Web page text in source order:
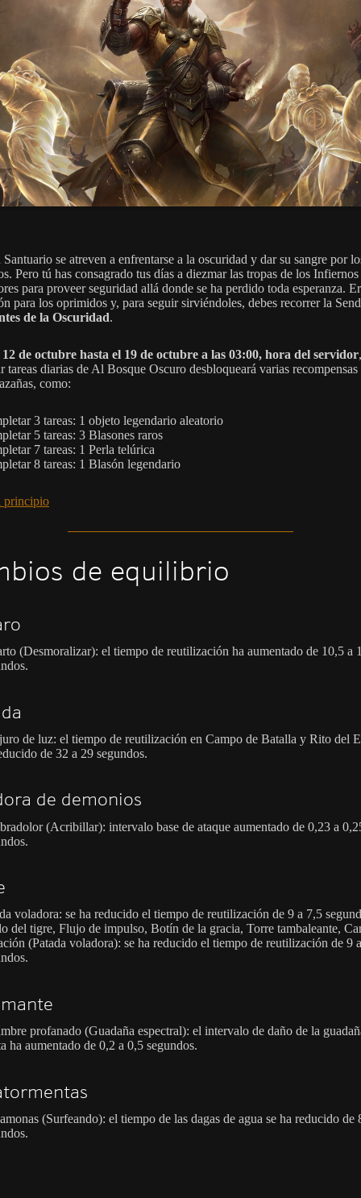
Santuario se atreven a enfrentarse a la oscuridad y dar su sangre por
Pero tú has consagrado tus días a diezmar las tropas de los Infiernos
para proveer seguridad allá donde se ha perdido toda esperanza.
para los oprimidos y, para seguir sirviéndoles, debes recorrer la
de la Oscuridad.
12 de octubre hasta el 19 de octubre a las 03:00, hora del servidor,
tareas diarias de Al Bosque Oscuro desbloqueará varias
como:
3 tareas: 1 objeto legendario aleatorio
5 tareas: 3 Blasones raros
7 tareas: 1 Perla telúrica
8 tareas: 1 Blasón legendario
principio
de equilibrio
(Desmoralizar): el tiempo de reutilización ha aumentado de 10,5 a
de luz: el tiempo de reutilización en Campo de Batalla y Rito del
de 32 a 29 segundos.
de demonios
(Acribillar): intervalo base de ataque aumentado de 0,23 a
voladora: se ha reducido el tiempo de reutilización de 9 a 7,5
del tigre, Flujo de impulso, Botín de la gracia, Torre tambaleante,
(Patada voladora): se ha reducido el tiempo de reutilización de 9
profanado (Guadaña espectral): el intervalo de daño de la
ha aumentado de 0,2 a 0,5 segundos.
(Surfeando): el tiempo de las dagas de agua se ha reducido de